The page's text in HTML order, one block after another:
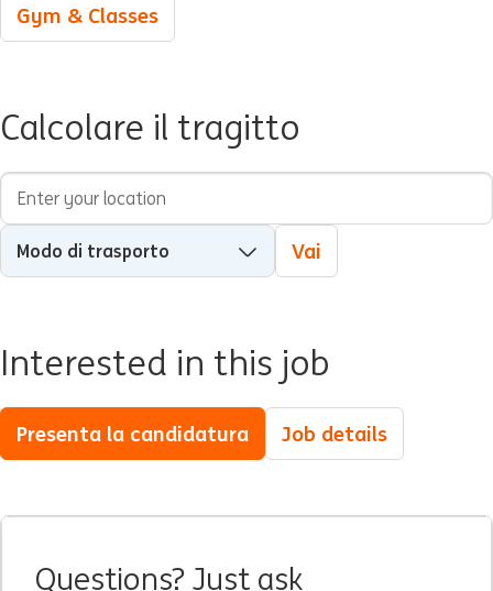
Gym & Classes
Calcolare il tragitto
Indirizzo di partenza
Modo di trasporto
Vai
Interested in this job
Presenta la candidatura Job details
Questions? Just ask